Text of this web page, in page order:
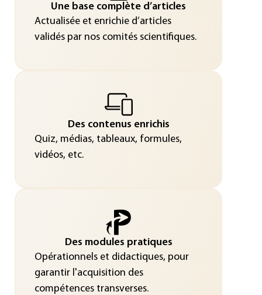
Une base complète d’articles
Actualisée et enrichie d’articles
validés par nos comités scientifiques.
Des contenus enrichis
Quiz, médias, tableaux, formules,
vidéos, etc.
Des modules pratiques
Opérationnels et didactiques, pour
garantir l'acquisition des
compétences transverses.